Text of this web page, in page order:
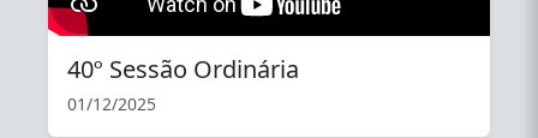
40º Sessão Ordinária
01/12/2025